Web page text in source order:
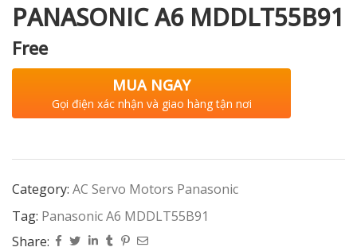
PANASONIC A6 MDDLT55B91
Free
MUA NGAY
Gọi điện xác nhận và giao hàng tận nơi
Category: AC Servo Motors Panasonic
Tag: Panasonic A6 MDDLT55B91
Share: